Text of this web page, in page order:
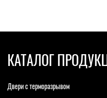
КАТАЛОГ
Двери с терморазрывом